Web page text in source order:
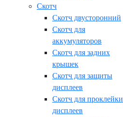
Скотч
Скотч двусторонний
Скотч для
аккумуляторов
Скотч для задних
крышек
Скотч для защиты
дисплеев
Скотч для проклейки
дисплеев